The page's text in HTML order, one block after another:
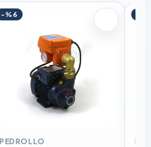
-%6
PEDROLLO